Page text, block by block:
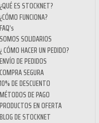
¿QUÉ ES STOCKNET?
¿CÓMO FUNCIONA?
FAQ’s
SOMOS SOLIDARIOS
¿ CÓMO HACER UN PEDIDO?
ENVÍO DE PEDIDOS
COMPRA SEGURA
10% DE DESCUENTO
MÉTODOS DE PAGO
PRODUCTOS EN OFERTA
BLOG DE STOCKNET